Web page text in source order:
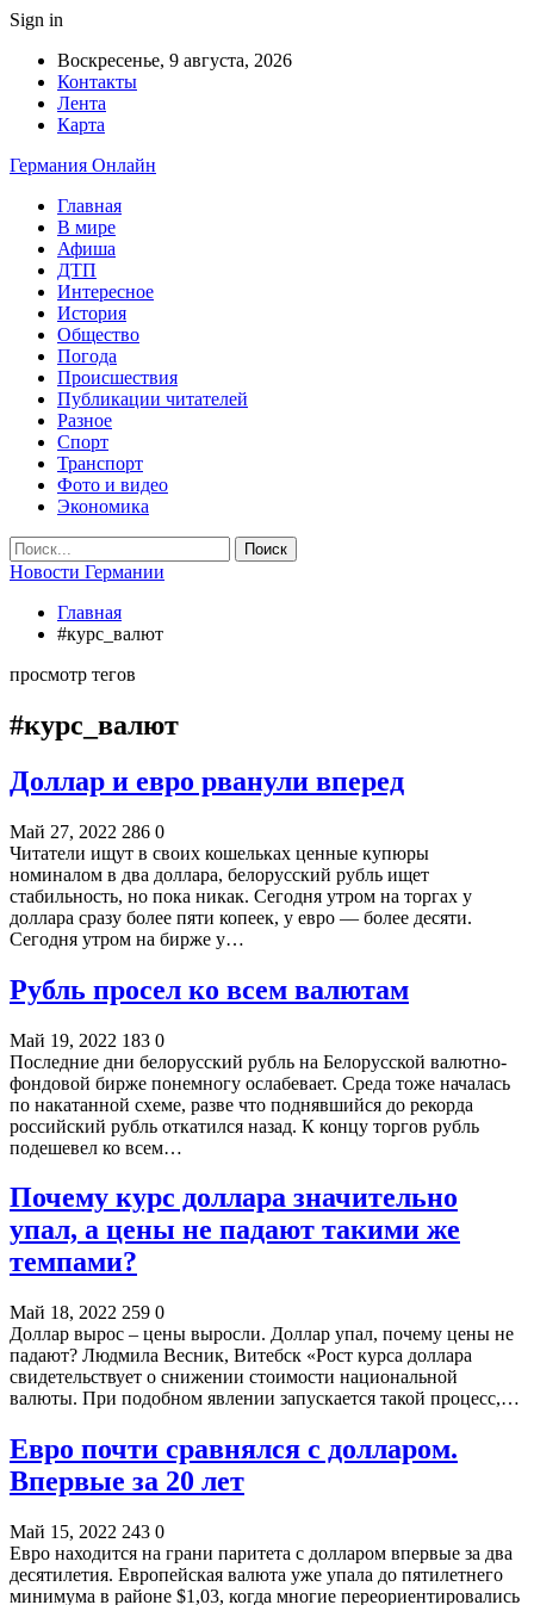
Sign in
Воскресенье, 9 августа, 2026
Контакты
Лента
Карта
Германия Онлайн
Главная
В мире
Афиша
ДТП
Интересное
История
Общество
Погода
Происшествия
Публикации читателей
Разное
Спорт
Транспорт
Фото и видео
Экономика
Новости Германии
Главная
#курс_валют
просмотр тегов
#курс_валют
Доллар и евро рванули вперед
Май 27, 2022 286 0
Читатели ищут в своих кошельках ценные купюры
номиналом в два доллара, белорусский рубль ищет
стабильность, но пока никак. Сегодня утром на торгах у
доллара сразу более пяти копеек, у евро — более десяти.
Сегодня утром на бирже у…
Рубль просел ко всем валютам
Май 19, 2022 183 0
Последние дни белорусский рубль на Белорусской валютно-
фондовой бирже понемногу ослабевает. Среда тоже началась
по накатанной схеме, разве что поднявшийся до рекорда
российский рубль откатился назад. К концу торгов рубль
подешевел ко всем…
Почему курс доллара значительно
упал, а цены не падают такими же
темпами?
Май 18, 2022 259 0
Доллар вырос – цены выросли. Доллар упал, почему цены не
падают? Людмила Весник, Витебск «Рост курса доллара
свидетельствует о снижении стоимости национальной
валюты. При подобном явлении запускается такой процесс,…
Евро почти сравнялся с долларом.
Впервые за 20 лет
Май 15, 2022 243 0
Евро находится на грани паритета с долларом впервые за два
десятилетия. Европейская валюта уже упала до пятилетнего
минимума в районе $1,03, когда многие переориентировались